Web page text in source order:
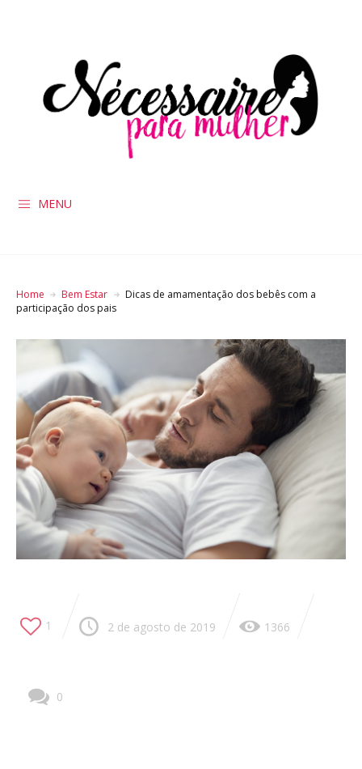
MENU
Home Bem Estar
Dicas de amamentação dos bebês com a
participação dos pais
1 2 de agosto de 2019 1366
0